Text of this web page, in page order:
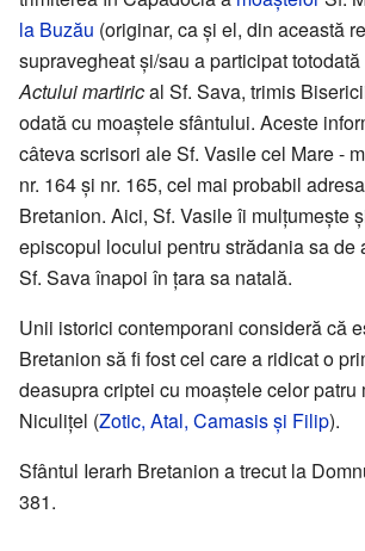
la Buzău (originar, ca și el, din această
supravegheat și/sau a participat
Actului martirical Sf. Sava, trimis
odată cu moaștele sfântului. Aceste
câteva scrisori ale Sf. Vasile cel Mare -
nr. 164 și nr. 165, cel mai probabil
Bretanion. Aici, Sf. Vasile îi mulțumește
episcopul locului pentru strădania sa de
Sf. Sava înapoi în țara sa natală.
Unii istorici contemporani consideră că
Bretanion să fi fost cel care a ridicat o
deasupra criptei cu moaștele celor patru
Niculițel (Zotic, Atal, Camasis și Filip).
Sfântul Ierarh Bretanion a trecut la
381.